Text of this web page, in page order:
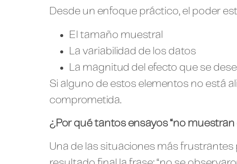
Desde un enfoque práctico, el poder
El tamaño muestral
La variabilidad de los datos
La magnitud del efecto que se
Si alguno de estos elementos no está
comprometida.
¿Por qué tantos ensayos “no muestran
Una de las situaciones más